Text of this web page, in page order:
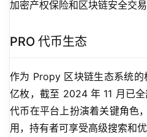
加密产权保险和区块链安全交易
PRO 代币生态
作为 Propy 区块链生态系统的
亿枚，截至 2024 年 11 月已
代币在平台上扮演着关键角色
用，持有者可享受高级搜索和优